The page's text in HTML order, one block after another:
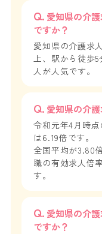
愛知県の介
ですか？
愛知県の介護求
上、駅から徒歩
人が人気です。
愛知県の介
令和元年4月時
は6.19倍です。
全国平均が3.80
職の有効求人倍
す。
愛知県の介
ですか？